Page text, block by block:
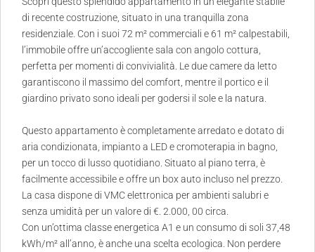
di recente costruzione, situato in una tranquilla zona
residenziale. Con i suoi 72 m² commerciali e 61 m² calpestabili,
l’immobile offre un’accogliente sala con angolo cottura,
perfetta per momenti di convivialità. Le due camere da letto
garantiscono il massimo del comfort, mentre il portico e il
giardino privato sono ideali per godersi il sole e la natura.
Questo appartamento è completamente arredato e dotato di
aria condizionata, impianto a LED e cromoterapia in bagno,
per un tocco di lusso quotidiano. Situato al piano terra, è
facilmente accessibile e offre un box auto incluso nel prezzo.
La casa dispone di VMC elettronica per ambienti salubri e
senza umidità per un valore di €. 2.000, 00 circa.
Con un’ottima classe energetica A1 e un consumo di soli 37,48
kWh/m² all’anno, è anche una scelta ecologica. Non perdere